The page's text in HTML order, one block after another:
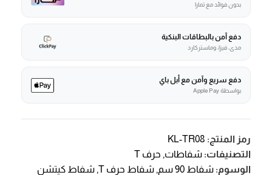
بدون فوائد مع تمارا
دفع آمن بالبطاقات البنكية
مدى، فيزا، وماستركارد
دفع سريع وآمن مع أبل باي
بواسطة Apple Pay
رمز المنتج: KL-TR08
التصنيفات: شفاطات, حرف T
الوسوم: شفاط 90 سم , شفاط حرف T , شفاط كيتشن